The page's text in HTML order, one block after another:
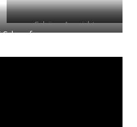
Schöne Aussicht
Schreufa